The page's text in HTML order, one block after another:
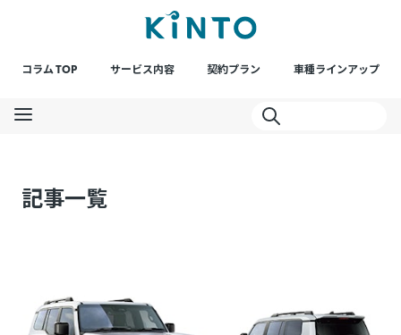
コラム TOP サービス内容 契約プラン 車種ラインアップ
記事一覧